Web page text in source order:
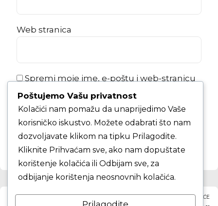
Web stranica
Spremi moje ime, e-poštu i web-stranicu
u ovom internet pregledniku za sljedeći
put kada budem komentirao.
KOMENTAR ČLANKA
PRETHODNO SLJEDEĆE
Poštujemo Vašu privatnost
Kolačići nam pomažu da unaprijedimo Vaše
korisničko iskustvo. Možete odabrati što nam
dozvoljavate klikom na tipku Prilagodite.
Kliknite Prihvaćam sve, ako nam dopuštate
korištenje kolačića ili Odbijam sve, za
odbijanje korištenja neosnovnih kolačića.